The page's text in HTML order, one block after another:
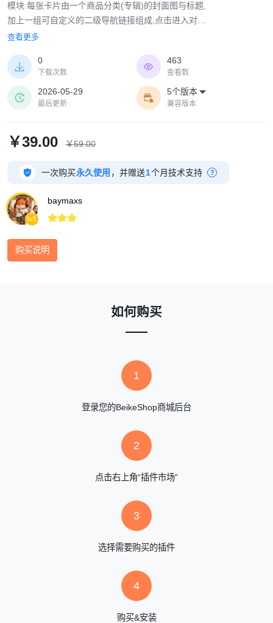
模块:每张卡片由一个商品分类(专辑)的封面图与标题,
加上一组可自定义的二级导航链接组成,点击进入对应
分类或链接页。支持模块宽度(窄屏/宽屏/全屏)、标
级链接组与卡片背景颜色,可拖拽排序并一键恢复默
认。样式与色调沿用本系统当前主题。
查看更多

0
下载次数

463
查看数

2026-05-29
最后更新

5个版本 
兼容版本
￥39.00 ￥59.00
 一次购买永久使用 ，并赠送1个月技术支持 ?
lv3
baymaxs

购买说明
如何购买
1
登录您的BeikeShop商城后台
2
点击右上角“插件市场”
3
选择需要购买的插件
4
购买&安装